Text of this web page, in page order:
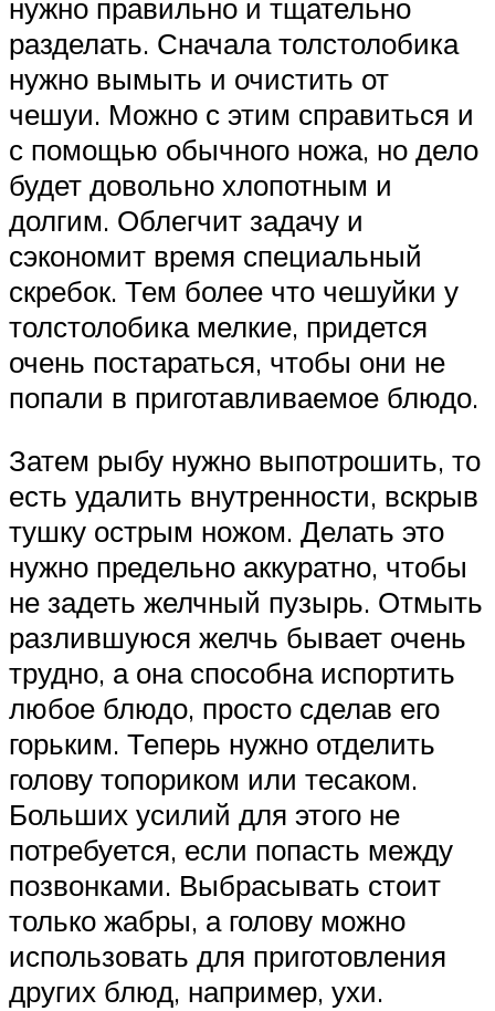
нужно правильно и тщательно
разделать. Сначала толстолобика
нужно вымыть и очистить от
чешуи. Можно с этим справиться и
с помощью обычного ножа, но дело
будет довольно хлопотным и
долгим. Облегчит задачу и
сэкономит время специальный
скребок. Тем более что чешуйки у
толстолобика мелкие, придется
очень постараться, чтобы они не
попали в приготавливаемое блюдо.
Затем рыбу нужно выпотрошить, то
есть удалить внутренности, вскрыв
тушку острым ножом. Делать это
нужно предельно аккуратно, чтобы
не задеть желчный пузырь. Отмыть
разлившуюся желчь бывает очень
трудно, а она способна испортить
любое блюдо, просто сделав его
горьким. Теперь нужно отделить
голову топориком или тесаком.
Больших усилий для этого не
потребуется, если попасть между
позвонками. Выбрасывать стоит
только жабры, а голову можно
использовать для приготовления
других блюд, например, ухи.